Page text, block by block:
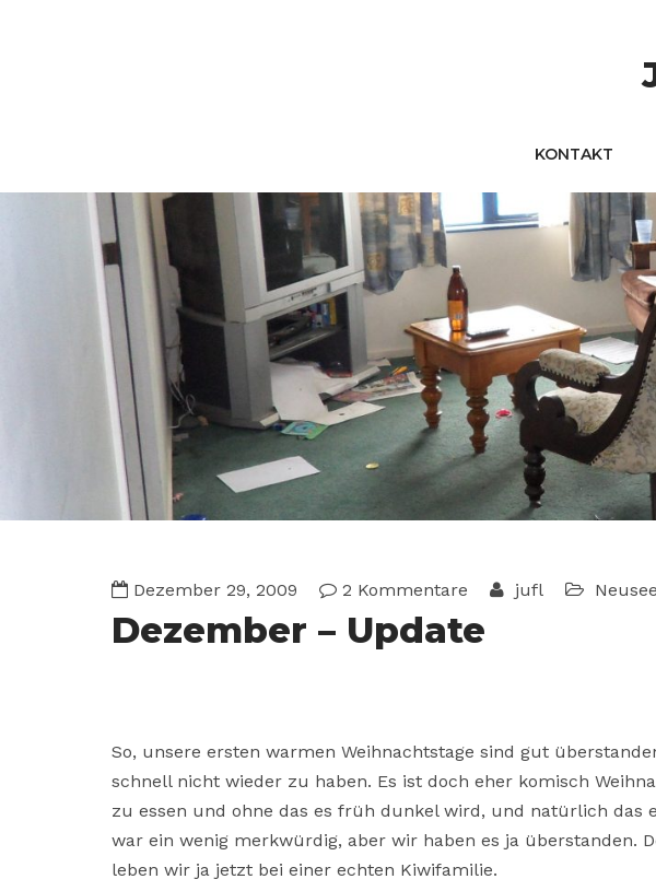
KONTAKT
Dezember 29, 2009 2 Kommentare jufl
Dezember – Update
So, unsere ersten warmen Weihnachtstage sind gut
schnell nicht wieder zu haben. Es ist doch eher komisch
zu essen und ohne das es früh dunkel wird, und natürlich das
war ein wenig merkwürdig, aber wir haben es ja überstanden.
leben wir ja jetzt bei einer echten Kiwifamilie.